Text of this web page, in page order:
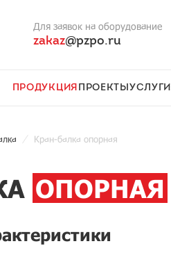
Для заявок на оборудование
zakaz@pzpo.ru
ПРОДУКЦИЯ ПРОЕКТЫ УСЛУГИ
Кран-балка опорная
ОПОРНАЯ